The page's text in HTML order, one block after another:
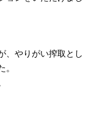
、やりがい搾取とし
。